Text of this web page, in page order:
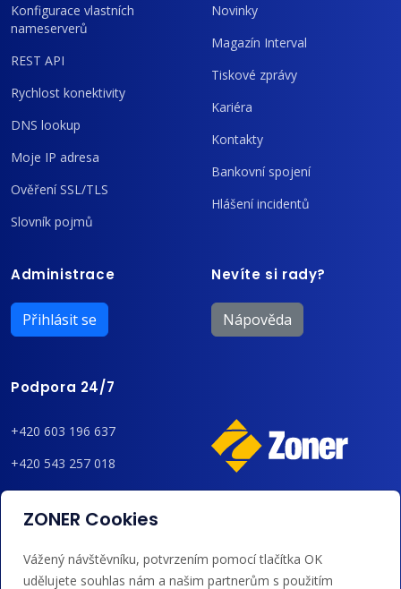
Konfigurace vlastních
nameserverů
REST API
Rychlost konektivity
DNS lookup
Moje IP adresa
Ověření SSL/TLS
Slovník pojmů
Novinky
Magazín Interval
Tiskové zprávy
Kariéra
Kontakty
Bankovní spojení
Hlášení incidentů
Administrace
Přihlásit se
Nevíte si rady?
Nápověda
Podpora 24/7
+420 603 196 637
+420 543 257 018
admin@regzone.cz
Akceptujeme platby kartou, Google/Apple Pay,
bankovním převodem a kreditem.
ZONER Cookies
Vážený návštěvníku, potvrzením pomocí tlačítka OK
udělujete souhlas nám a našim partnerům s použitím